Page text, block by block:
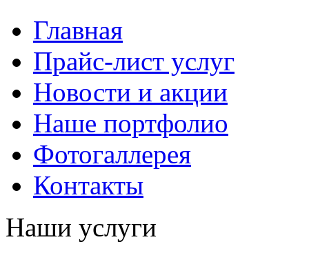
Главная
Прайс-лист услуг
Новости и акции
Наше портфолио
Фотогаллерея
Контакты
Наши услуги